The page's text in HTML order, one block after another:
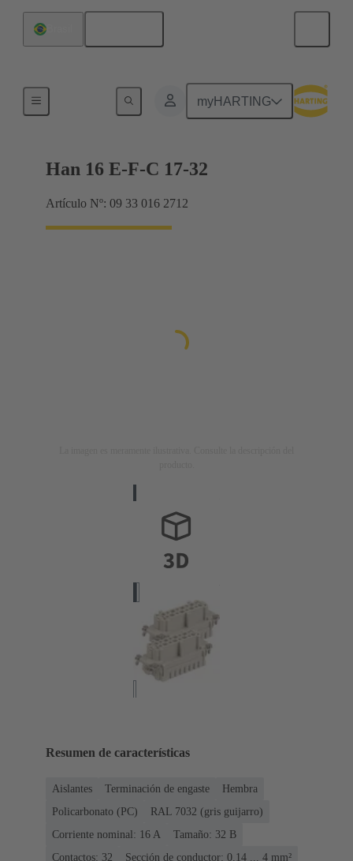
myHARTING
Corrientes hasta 16 A
Han 16 E-F-C 17-32
Artículo Nº: 09 33 016 2712
Resumen de características
Aislantes Terminación de engaste
Hembra
Policarbonato (PC)
RAL 7032 (gris guijarro)
Corriente nominal: ‌16 A
Tamaño: 32 B
Contactos: 32
Sección de conductor: 0.14 ... 4 mm²